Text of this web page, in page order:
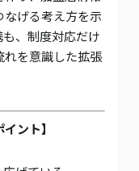
なげる考え方を示
、制度対応だけ
れを意識した拡張
ント】